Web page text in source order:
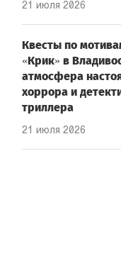
21 июля 2026
Квесты по
«Крик» в
атмосфера
хоррора и
триллера
21 июля 2026